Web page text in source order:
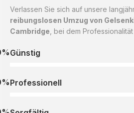
Verlassen Sie sich auf unsere
reibungslosen Umzug von
Cambridge , bei dem
Günstig
Professionell